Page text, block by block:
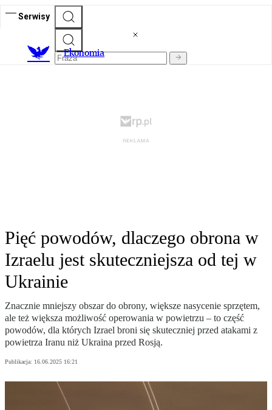
Serwisy
Ekonomia
Pięć powodów, dlaczego obrona w
Izraelu jest skuteczniejsza od tej w
Ukrainie
Znacznie mniejszy obszar do obrony, większe nasycenie sprzętem,
ale też większa możliwość operowania w powietrzu – to część
powodów, dla których Izrael broni się skuteczniej przed atakami z
powietrza Iranu niż Ukraina przed Rosją.
Publikacja: 16.06.2025 16:21